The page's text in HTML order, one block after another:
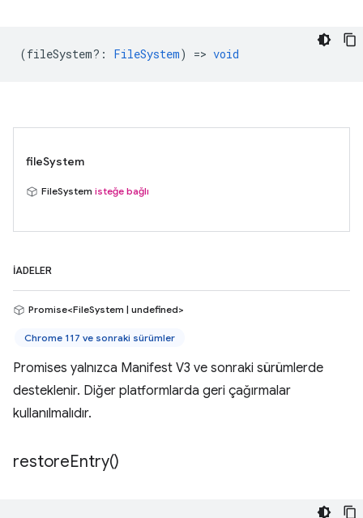
(fileSystem? : FileSystem) => void
fileSystem
FileSystem isteğe bağlı
İADELER
Promise<FileSystem | undefined>
Chrome 117 ve sonraki sürümler
Promises yalnızca Manifest V3 ve sonraki sürümlerde
desteklenir. Diğer platformlarda geri çağırmalar
kullanılmalıdır.
restoreEntry()